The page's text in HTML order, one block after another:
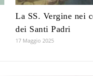
La SS. Vergine nei
dei Santi Padri
17 Maggio 2025